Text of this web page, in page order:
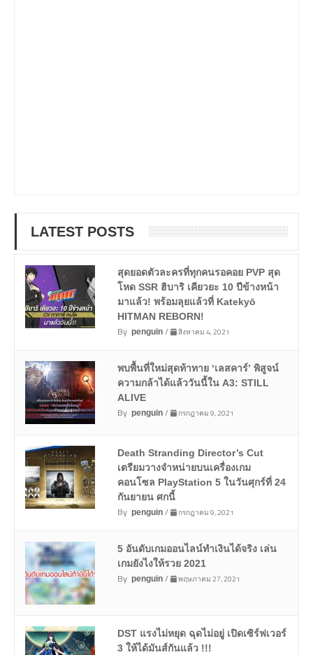
LATEST POSTS
สุดยอดตัวละครที่ทุกคนรอคอย PVP สุด
โหด SSR ฮิบาริ เคียวยะ 10 ปีข้างหน้า
มาแล้ว! พร้อมลุยแล้วที่ Katekyō
HITMAN REBORN!
By penguin/ สิงหาคม 4, 2021
พบพื้นที่ใหม่สุดท้าทาย ‘เลสคาร์’ พิสูจน์
ความกล้าได้แล้ววันนี้ใน A3: STILL
ALIVE
By penguin/ กรกฎาคม 9, 2021
Death Stranding Director’s Cut
เตรียมวางจำหน่ายบนเครื่องเกม
คอนโซล PlayStation 5 ในวันศุกร์ที่ 24
กันยายน ศกนี้
By penguin/ กรกฎาคม 9, 2021
5 อันดับเกมออนไลน์ทำเงินได้จริง เล่น
เกมยังไงให้รวย 2021
By penguin/ พฤษภาคม 27, 2021
DST แรงไม่หยุด ฉุดไม่อยู่ เปิดเซิร์ฟเวอร์
3 ให้ได้มันส์กันแล้ว !!!